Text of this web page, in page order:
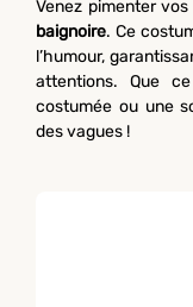
Venez pimenter
baignoire. Ce
l’humour,
attentions. Que
costumée ou une
des vagues !